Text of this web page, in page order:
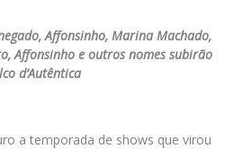
Affonsinho, Marina Machado,
Affonsinho e outros nomes subirão
d’Autêntica
a temporada de shows que virou